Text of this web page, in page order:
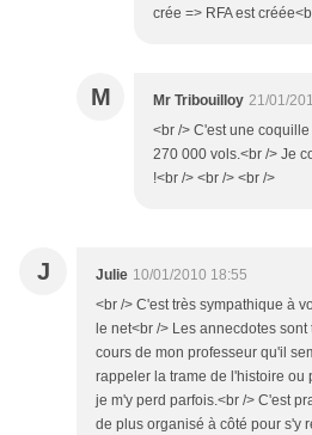
crée => RFA est
M Mr Tribouilloy 21/01/
<br /> C'est une
270 000 vols.<br /> Je
!<br /> <br /> <br />
J Julie 10/01/2010 18:55
<br /> C'est très sympathique à
le net<br /> Les annecdotes
cours de mon professeur qu'il
rappeler la trame de l'histoire ou
je m'y perd parfois.<br /> C'est
de plus organisé à côté pour s'y